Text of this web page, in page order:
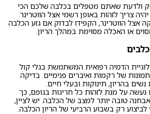
ולדעת שאתם מטפלים בכלבה שלכם הכי
צריך לזהות באופן רשמי אצל הווטרינר.
אצל הווטרינר, הקפידו לבדוק אם גזע הכלבה
או האכלה מסוימת במהלך הריון.
הדמיה רפואית המשתמשת בגלי קול
של רקמות ואיברים פנימיים. בדיקה
בהריון, תינוקות ובעלי חיים.
נעשה על מנת לזהות כל חריגות בגופם, כך
אבחנה טובה יותר למצב של הכלבה. יש לציין,
רק בשבוע הרביעי של הריון הכלבה.